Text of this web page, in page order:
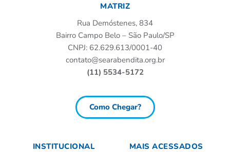
MATRIZ
Rua Demóstenes, 834
Bairro Campo Belo – São Paulo/SP
CNPJ: 62.629.613/0001-40
contato@searabendita.org.br
(11) 5534-5172
Como Chegar?
INSTITUCIONAL MAIS ACESSADOS